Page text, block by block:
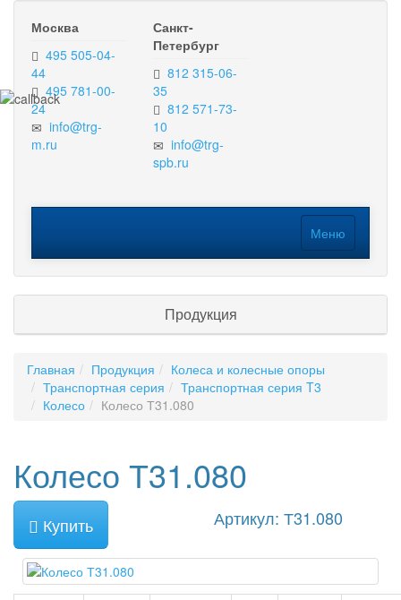
Москва
495 505-04-
44
495 781-00-
24
info@trg-
m.ru
Санкт-
Петербург
812 315-06-
35
812 571-73-
10
info@trg-
spb.ru
Меню
Продукция
Главная Продукция
Колеса и колесные опоры
Транспортная серия
Транспортная серия T3
Колесо
Колесо Т31.080
Колесо Т31.080
Купить Артикул: Т31.080